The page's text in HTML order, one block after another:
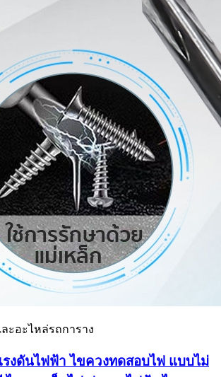
ะอะไหล่รถการาง
รงดันไฟฟ้า ​​ไขควงทดสอบไฟ​ แบบไม่